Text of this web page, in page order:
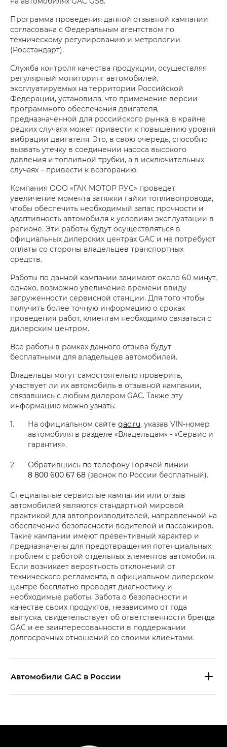
Программа проведения данной отзывной кампании
согласована с Федеральным агентством по
техническому регулированию и метрологии
(Росстандарт).
Служба контроля качества продукции, осуществляя
регулярный мониторинг автомобилей,
эксплуатируемых на территории Российской
Федерации, установила, что применение версии
программного обеспечения двигателя,
предназначенной для российского рынка, в крайне
редких случаях может привести к повышению уровня
вибрации двигателя. Это, в свою очередь, способно
вызвать утечку в соединении насоса высокого
давления и топливной трубки, а в исключительных
случаях – привести к возгоранию.
Компания ООО «ГАК МОТОР РУС» проведет
увеличение момента затяжки гайки топливопровода,
чтобы обеспечить необходимый запас прочности и
адаптивность автомобиля к условиям эксплуатации в
регионе. Эти работы будут осуществляться в
официальных дилерских центрах GAC и не потребуют
оплаты со стороны владельцев транспортных
средств.
Работы по данной кампании занимают около 60 минут,
однако, возможно увеличение времени ввиду
загруженности сервисной станции. Для того чтобы
получить более точную информацию о сроках
проведения работ, клиентам необходимо связаться с
дилерским центром.
Все работы в рамках данного отзыва будут
бесплатными для владельцев автомобилей.
Владельцы могут самостоятельно проверить,
участвует ли их автомобиль в отзывной кампании,
связавшись с любым дилером GAC. Также эту
информацию можно узнать:
На официальном сайте gac.ru, указав VIN-номер
автомобиля в разделе «Владельцам» - «Сервис и
гарантия».
Обратившись по телефону Горячей линии
8 800 600 67 68 (звонок по России бесплатный).
Специальные сервисные кампании или отзыв
автомобилей являются стандартной мировой
практикой для автопроизводителей, направленной на
обеспечение безопасности водителей и пассажиров.
Такие кампании имеют превентивный характер и
предназначены для предотвращения потенциальных
проблем с работой отдельных элементов автомобиля.
Если возникает вероятность отклонений от
технического регламента, в официальном дилерском
центре бесплатно проводят диагностику и
необходимые работы. Забота о безопасности и
качестве своих продуктов, независимо от года
выпуска, свидетельствует об ответственности бренда
GAC и ее заинтересованности в поддержании
долгосрочных отношений со своими клиентами.
Aвтомобили GAC в России
Эс Икс ПРЕМИУМ — SX PREMIUM